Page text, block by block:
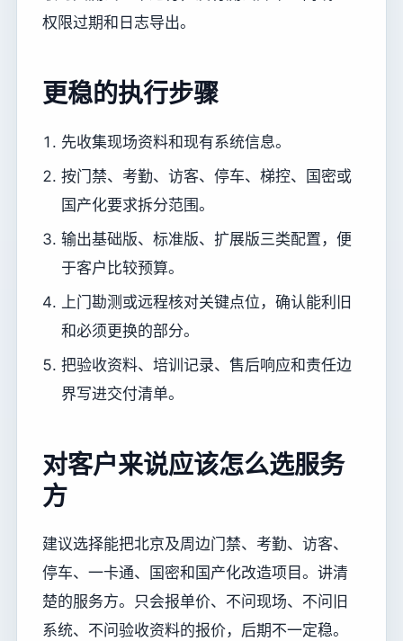
权限过期和日志导出。
更稳的执行步骤
先收集现场资料和现有系统信息。
按门禁、考勤、访客、停车、梯控、国密或
国产化要求拆分范围。
输出基础版、标准版、扩展版三类配置，便
于客户比较预算。
上门勘测或远程核对关键点位，确认能利旧
和必须更换的部分。
把验收资料、培训记录、售后响应和责任边
界写进交付清单。
对客户来说应该怎么选服务
方
建议选择能把北京及周边门禁、考勤、访客、
停车、一卡通、国密和国产化改造项目。讲清
楚的服务方。只会报单价、不问现场、不问旧
系统、不问验收资料的报价，后期不一定稳。